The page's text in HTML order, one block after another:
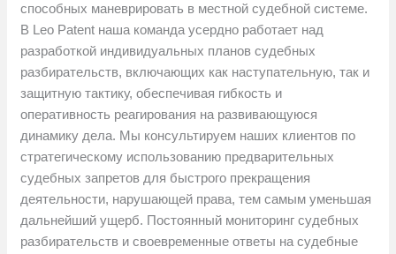
способных маневрировать в местной судебной системе.
В Leo Patent наша команда усердно работает над
разработкой индивидуальных планов судебных
разбирательств, включающих как наступательную, так и
защитную тактику, обеспечивая гибкость и
оперативность реагирования на развивающуюся
динамику дела. Мы консультируем наших клиентов по
стратегическому использованию предварительных
судебных запретов для быстрого прекращения
деятельности, нарушающей права, тем самым уменьшая
дальнейший ущерб. Постоянный мониторинг судебных
разбирательств и своевременные ответы на судебные